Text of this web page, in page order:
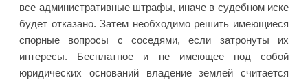
все административные штрафы, иначе в судебном иске
будет отказано. Затем необходимо решить имеющиеся
спорные вопросы с соседями, если затронуты их
интересы. Бесплатное и не имеющее под собой
юридических оснований владение землей считается